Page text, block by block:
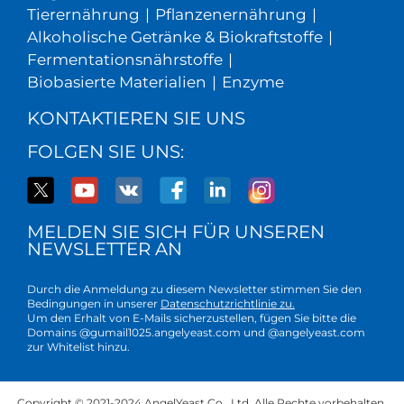
Tierernährung | Pflanzenernährung |
Alkoholische Getränke & Biokraftstoffe |
Fermentationsnährstoffe |
Biobasierte Materialien | Enzyme
KONTAKTIEREN SIE UNS
FOLGEN SIE UNS:
MELDEN SIE SICH FÜR UNSEREN
NEWSLETTER AN
Durch die Anmeldung zu diesem Newsletter stimmen Sie den
Bedingungen in unserer Datenschutzrichtlinie zu.
Um den Erhalt von E-Mails sicherzustellen, fügen Sie bitte die
Domains @gumail1025.angelyeast.com und @angelyeast.com
zur Whitelist hinzu.